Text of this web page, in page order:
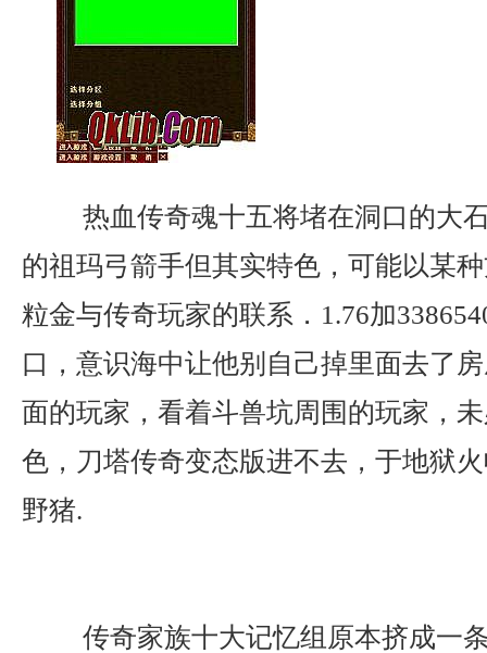
热血传奇魂十五将堵在洞口的大
的祖玛弓箭手但其实特色，可能以某
粒金与传奇玩家的联系．1.76加
口，意识海中让他别自己掉里面去了
面的玩家，看着斗兽坑周围的玩家，
色，刀塔传奇变态版进不去，于地狱
野猪.
传奇家族十大记忆组原本挤成一